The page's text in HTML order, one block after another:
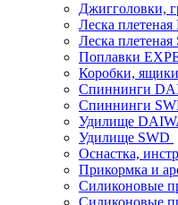
Джигголовки,
Леска
Леска
Поплавки
Коробки, ящики
Спиннинги
Спиннинги
Удилище
Удилище SWD
Оснастка,
Прикормка и
Силиконовые
Силиконовые